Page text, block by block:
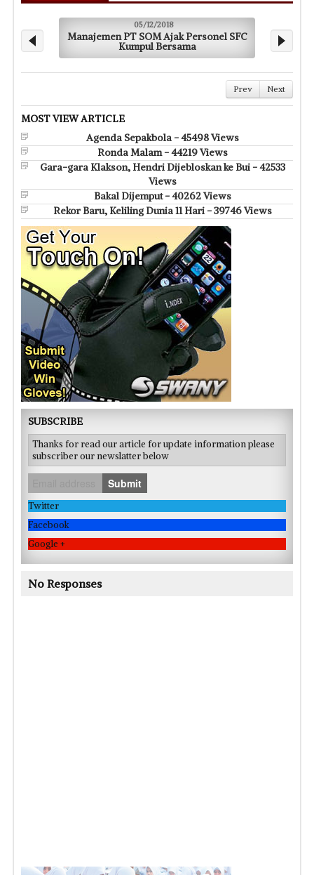
05/12/2018
Manajemen PT SOM Ajak Personel SFC
Kumpul Bersama
Prev Next
MOST VIEW ARTICLE
Agenda Sepakbola - 45498 Views
Ronda Malam - 44219 Views
Gara-gara Klakson, Hendri Dijebloskan ke Bui - 42533
Views
Bakal Dijemput - 40262 Views
Rekor Baru, Keliling Dunia 11 Hari - 39746 Views
SUBSCRIBE
Thanks for read our article for update information please
subscriber our newslatter below
Submit
Twitter
Facebook
Google +
No Responses